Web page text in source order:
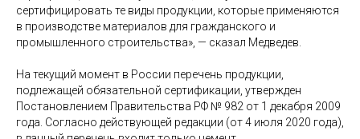
сертифицировать те виды продукции, которые применяются
в производстве материалов для гражданского и
промышленного строительства», — сказал Медведев.
На текущий момент в России перечень продукции,
подлежащей обязательной сертификации, утвержден
Постановлением Правительства РФ № 982 от 1 декабря 2009
года. Согласно действующей редакции (от 4 июля 2020 года),